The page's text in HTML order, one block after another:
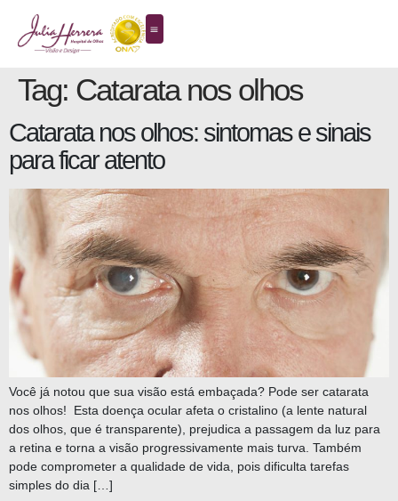
Tag: Catarata nos olhos
Catarata nos olhos: sintomas e sinais
para ficar atento
Você já notou que sua visão está embaçada? Pode ser catarata
nos olhos! Esta doença ocular afeta o cristalino (a lente natural
dos olhos, que é transparente), prejudica a passagem da luz para
a retina e torna a visão progressivamente mais turva. Também
pode comprometer a qualidade de vida, pois dificulta tarefas
simples do dia […]